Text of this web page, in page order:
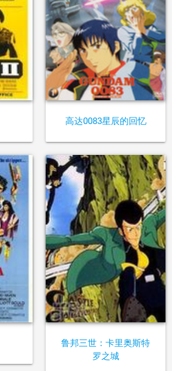
高达0083星辰的回忆
鲁邦三世：卡里奥斯特
罗之城